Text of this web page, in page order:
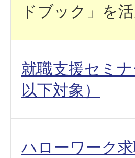
ドブック」を
就職支援セミ
以下対象）
ハローワーク